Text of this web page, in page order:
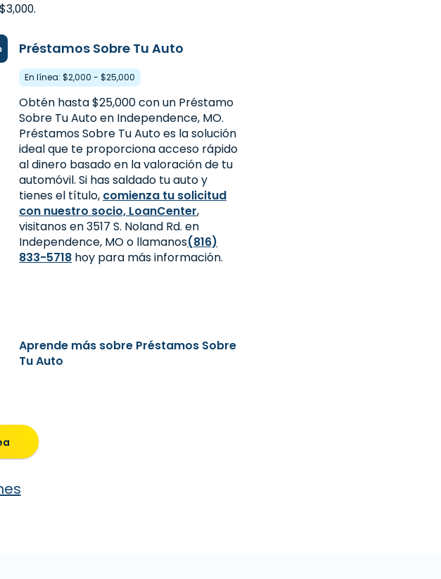
Préstamos Sobre Tu Auto
En línea: $2,000 - $25,000
Obtén hasta $25,000 con un Préstamo
Sobre Tu Auto en Independence, MO.
Préstamos Sobre Tu Auto es la solución
ideal que te proporciona acceso rápido
al dinero basado en la valoración de tu
automóvil. Si has saldado tu auto y
tienes el título, comienza tu solicitud
con nuestro socio, LoanCenter,
visitanos en 3517 S. Noland Rd. en
Independence, MO o llamanos(816)
833-5718 hoy para más información.
Aprende más sobre Préstamos Sobre
Tu Auto